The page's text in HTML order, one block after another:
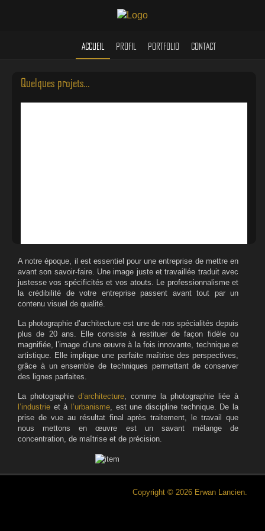
ACCUEIL PROFIL PORTFOLIO CONTACT
Quelques projets…
A notre époque, il est essentiel pour une entreprise de mettre en
avant son savoir-faire. Une image juste et travaillée traduit avec
justesse vos spécificités et vos atouts. Le professionnalisme et
la crédibilité de votre entreprise passent avant tout par un
contenu visuel de qualité.
La photographie d’architecture est une de nos spécialités depuis
plus de 20 ans. Elle consiste à restituer de façon fidèle ou
magnifiée, l’image d’une œuvre à la fois innovante, technique et
artistique. Elle implique une parfaite maîtrise des perspectives,
grâce à un ensemble de techniques permettant de conserver
des lignes parfaites.
La photographie d’architecture, comme la photographie liée à
l’industrie et à l’urbanisme, est une discipline technique. De la
prise de vue au résultat final après traitement, le travail que
nous mettons en œuvre est un savant mélange de
concentration, de maîtrise et de précision.
Copyright © 2026 Erwan Lancien.